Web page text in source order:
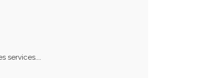
services....